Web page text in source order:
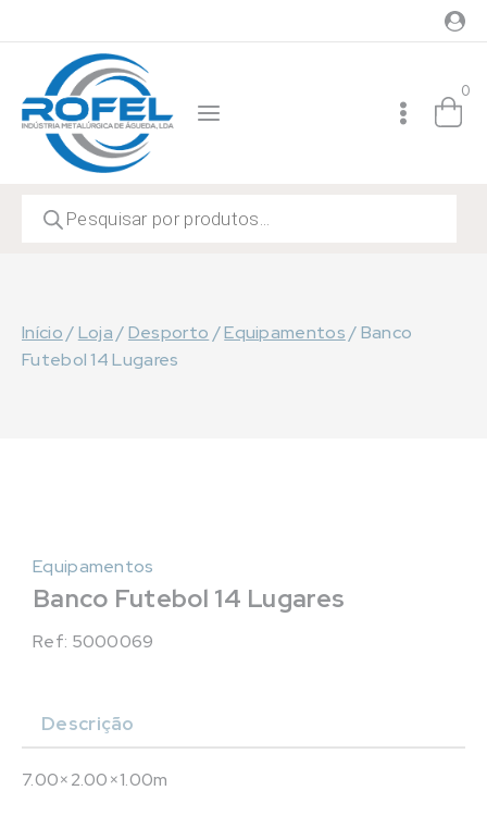
to
content
0
search
Início/Loja /Desporto /Equipamentos/Banco
Futebol 14 Lugares
Equipamentos
Banco Futebol 14 Lugares
Ref: 5000069
Descrição
7.00×2.00×1.00m